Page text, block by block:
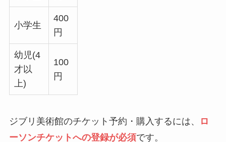
小学生
400
円
幼児(4
才以
上)
100
円
ジブリ美術館のチケット予約・購入するには、
ロ
ーソンチケットへの登録が必須です。